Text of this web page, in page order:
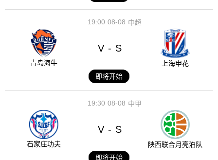
08-08
19:00 中超
青岛海牛
V - S
上海申花
即将开始
08-08
19:30 中甲
石家庄功夫
V - S
陕西联合月亮泊队
即将开始